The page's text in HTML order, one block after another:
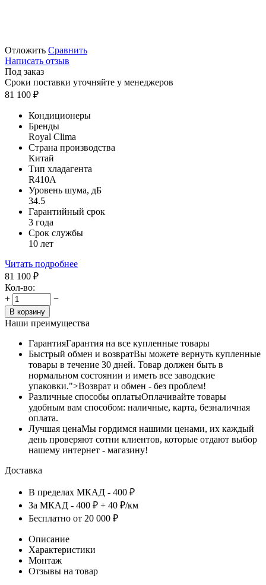
Отложить Сравнить
Написать отзыв
Под заказ
Сроки поставки уточняйте у менеджеров
81 100 ₽
Кондиционеры
Бренды
Royal Clima
Страна производства
Китай
Тип хладагента
R410A
Уровень шума, дБ
34.5
Гарантийный срок
3 года
Срок службы
10 лет
Читать подробнее
81 100 ₽
Кол-во:
+
−
В корзину
Наши преимущества
ГарантияГарантия на все купленные товары
Быстрый обмен и возвратВы можете вернуть купленные
товары в течение 30 дней. Товар должен быть в
нормальном состоянии и иметь все заводские
упаковки.">Возврат и обмен - без проблем!
Различные способы оплатыОплачивайте товары
удобным вам способом: наличные, карта, безналичная
оплата.
Лучшая ценаМы гордимся нашими ценами, их каждый
день проверяют сотни клиентов, которые отдают выбор
нашему интернет - магазину!
Доставка
В пределах МКАД - 400 ₽
За МКАД - 400 ₽ + 40 ₽/км
Бесплатно от 20 000 ₽
Описание
Характеристики
Монтаж
Отзывы на товар